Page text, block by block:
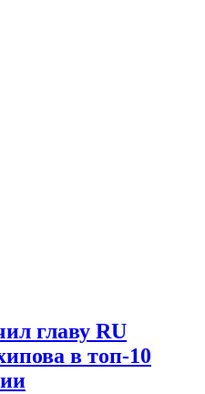
главу RU
в топ-10